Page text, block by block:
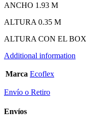
ANCHO 1.93 M
ALTURA 0.35 M
ALTURA CON EL
Additional information
Marca Ecoflex
Envío o Retiro
Envíos